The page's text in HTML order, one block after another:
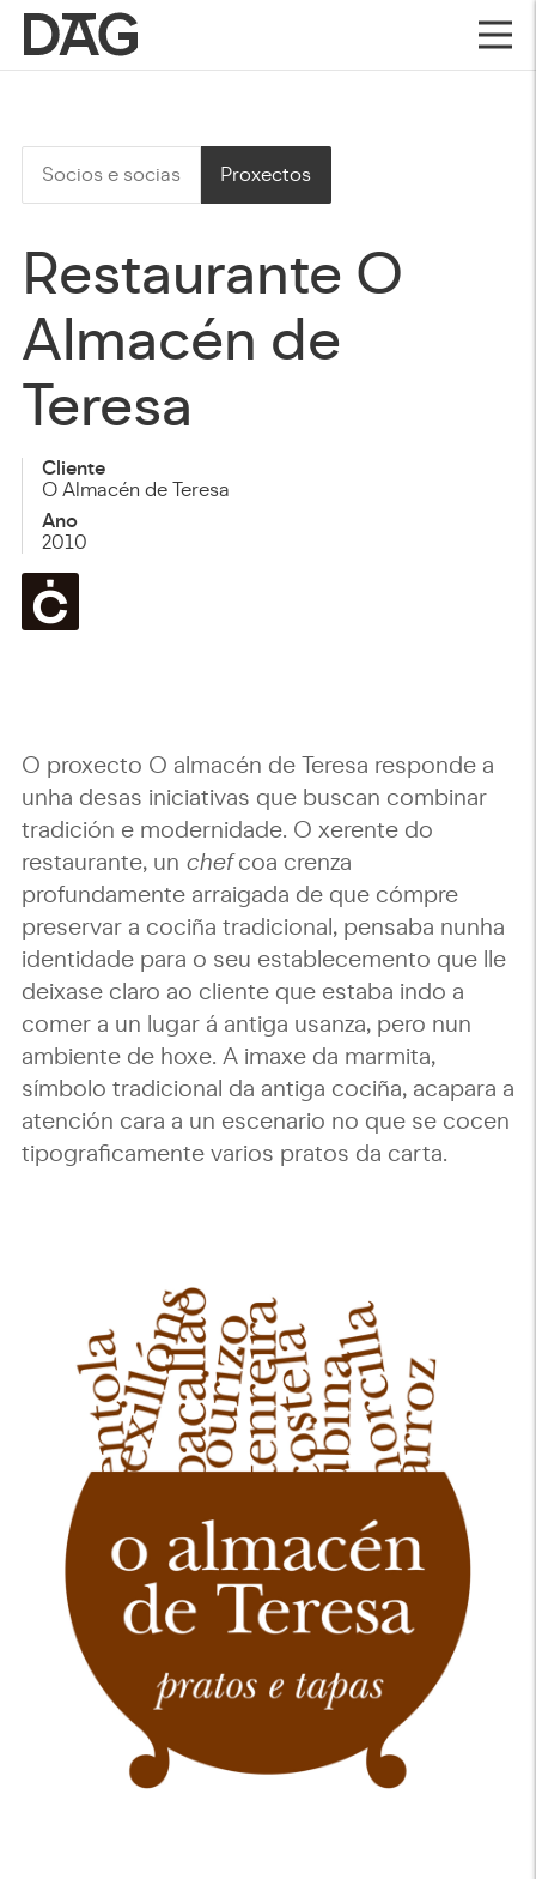
Socios e socias Proxectos
Restaurante O
Almacén de
Teresa
Cliente
O Almacén de Teresa
Ano
2010
O proxecto O almacén de Teresa responde a
unha desas iniciativas que buscan combinar
tradición e modernidade. O xerente do
restaurante, un chefcoa crenza
profundamente arraigada de que cómpre
preservar a cociña tradicional, pensaba nunha
identidade para o seu establecemento que lle
deixase claro ao cliente que estaba indo a
comer a un lugar á antiga usanza, pero nun
ambiente de hoxe. A imaxe da marmita,
símbolo tradicional da antiga cociña, acapara a
atención cara a un escenario no que se cocen
tipograficamente varios pratos da carta.